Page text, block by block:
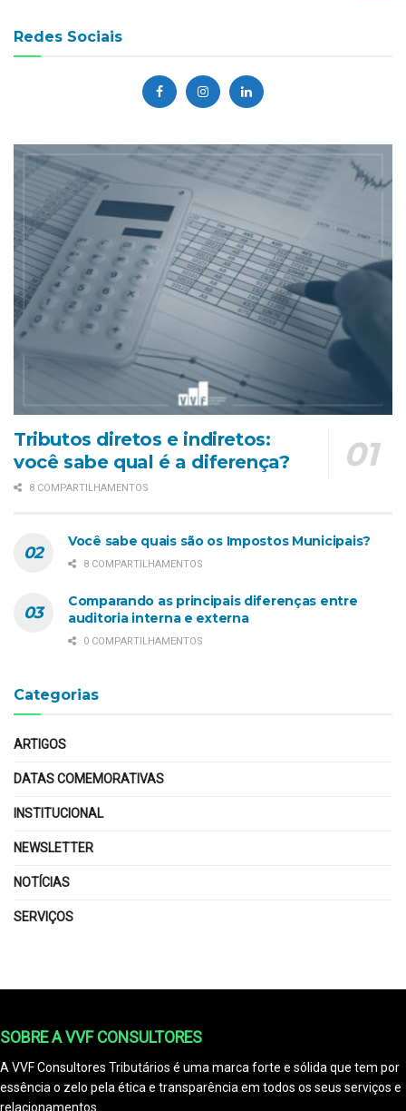
Redes Sociais
Tributos diretos e indiretos:
você sabe qual é a diferença?
8 COMPARTILHAMENTOS
Você sabe quais são os Impostos Municipais?
8 COMPARTILHAMENTOS
Comparando as principais diferenças entre
auditoria interna e externa
0 COMPARTILHAMENTOS
Categorias
ARTIGOS
DATAS COMEMORATIVAS
INSTITUCIONAL
NEWSLETTER
NOTÍCIAS
SERVIÇOS
SOBRE A VVF CONSULTORES
A VVF Consultores Tributários é uma marca forte e sólida que tem por
essência o zelo pela ética e transparência em todos os seus serviços e
relacionamentos.